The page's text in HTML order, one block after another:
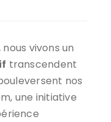
vivons un
transcendent
nos
une initiative